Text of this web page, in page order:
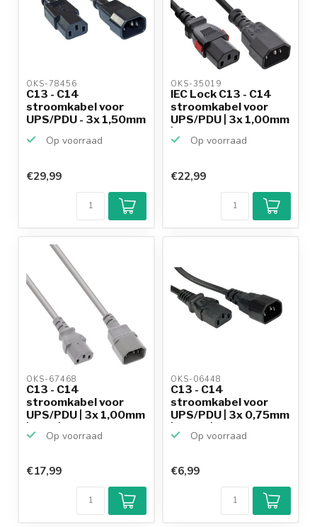
OKS-78456
C13 - C14
stroomkabel voor
UPS/PDU - 3x 1,50mm
Op voorraad
€29,99
OKS-35019
IEC Lock C13 - C14
stroomkabel voor
UPS/PDU | 3x 1,00mm
Op voorraad
€22,99
OKS-67468
C13 - C14
stroomkabel voor
UPS/PDU | 3x 1,00mm
| grijs | ...
Op voorraad
€17,99
OKS-06448
C13 - C14
stroomkabel voor
UPS/PDU | 3x 0,75mm
| zwart | ...
Op voorraad
€6,99